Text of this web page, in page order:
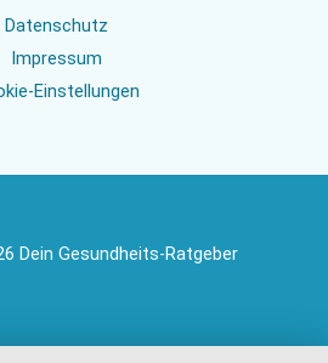
Datenschutz
Impressum
Einstellungen
Dein Gesundheits-Ratgeber